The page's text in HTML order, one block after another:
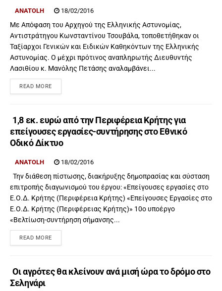
ANATOLH 18/02/2016
Με Απόφαση του Αρχηγού της Ελληνικής Αστυνομίας,
Αντιστράτηγου Κωνσταντίνου Τσουβάλα, τοποθετήθηκαν οι
Ταξίαρχοι Γενικών και Ειδικών Καθηκόντων της Ελληνικής
Αστυνομίας. Ο μέχρι πρότινος αναπληρωτής Διευθυντής
Λασιθίου κ. Μανόλης Πετάσης αναλαμβάνει...
READ MORE
1,8 εκ. ευρώ από την Περιφέρεια Κρήτης για
επείγουσες εργασίες-συντήρησης στο Εθνικό
Οδικό Δίκτυο
ANATOLH 18/02/2016
Την διάθεση πίστωσης, διακήρυξης δημοπρασίας και σύσταση
επιτροπής διαγωνισμού του έργου: «Επείγουσες εργασίες στο
Ε.Ο.Δ. Κρήτης (Περιφέρεια Κρήτης) «Επείγουσες Εργασίες στο
Ε.Ο.Δ. Κρήτης (Περιφέρειας Κρήτης)» 10ο υποέργο
«Βελτίωση-συντήρηση σήμανσης...
READ MORE
Οι αγρότες θα κλείνουν ανά μισή ώρα το δρόμο στο
Σεληνάρι